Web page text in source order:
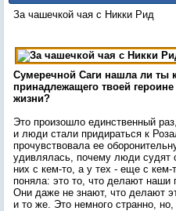
За чашечкой чая с Никки Рид
Сумеречной Саги нашла ли ты
принадлежащего твоей
жизни?
Это произошло единственный
и люди стали придираться к
прочувствовала ее
удивлялась, почему люди судят
них с кем-то, а у тех - еще с кем-
поняла: это то, что делают наши
Они даже не знают, что делают
и то же. Это немного странно,